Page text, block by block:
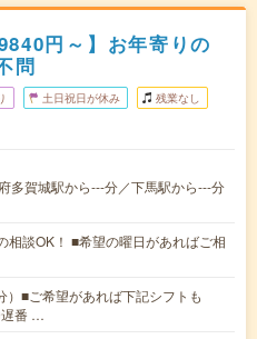
円～】お年寄りの
問
土日祝日が休み 残業なし
多賀城駅から---分／下馬駅から---分
相談OK！ ■希望の曜日があればご相
■ご希望があれば下記シフトも
遅番 …